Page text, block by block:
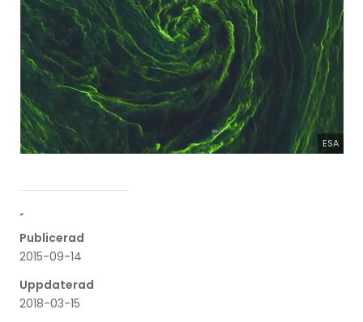
ESA
´
Publicerad
2015-09-14
Uppdaterad
2018-03-15